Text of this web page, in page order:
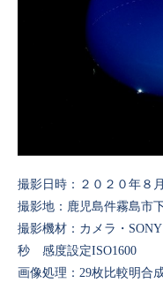
撮影日時：２０２０年８
撮影地：鹿児島件霧島市
撮影機材：カメラ・
秒 感度設定ISO1600
画像処理：29枚比較明合